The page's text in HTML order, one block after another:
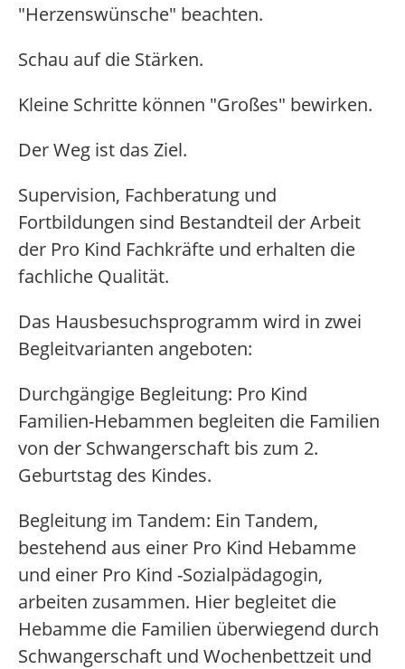
"Herzenswünsche" beachten.
Schau auf die Stärken.
Kleine Schritte können "Großes" bewirken.
Der Weg ist das Ziel.
Supervision, Fachberatung und
Fortbildungen sind Bestandteil der Arbeit
der Pro Kind Fachkräfte und erhalten die
fachliche Qualität.
Das Hausbesuchsprogramm wird in zwei
Begleitvarianten angeboten:
Durchgängige Begleitung: Pro Kind
Familien-Hebammen begleiten die Familien
von der Schwangerschaft bis zum 2.
Geburtstag des Kindes.
Begleitung im Tandem: Ein Tandem,
bestehend aus einer Pro Kind Hebamme
und einer Pro Kind -Sozialpädagogin,
arbeiten zusammen. Hier begleitet die
Hebamme die Familien überwiegend durch
Schwangerschaft und Wochenbettzeit und